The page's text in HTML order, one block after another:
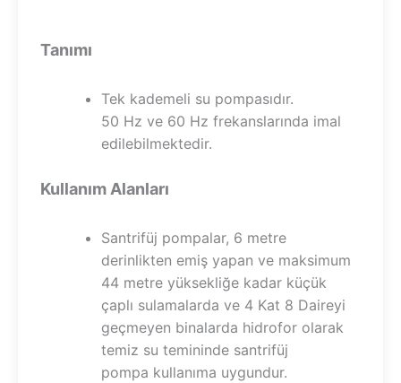
Tanımı
Tek kademeli su pompasıdır.
50 Hz ve 60 Hz frekanslarında imal
edilebilmektedir.
Kullanım Alanları
Santrifüj pompalar, 6 metre
derinlikten emiş yapan ve maksimum
44 metre yüksekliğe kadar küçük
çaplı sulamalarda ve 4 Kat 8 Daireyi
geçmeyen binalarda hidrofor olarak
temiz su temininde santrifüj
pompa kullanıma uygundur.